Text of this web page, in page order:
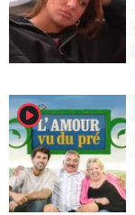
player2